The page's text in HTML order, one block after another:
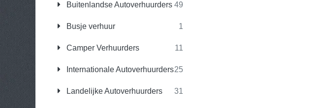
Buitenlandse Autoverhuurders 49
Busje verhuur 1
Camper Verhuurders 11
Internationale Autoverhuurders25
Landelijke Autoverhuurders 31